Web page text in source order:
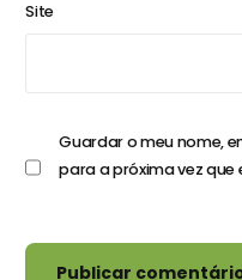
Site
Guardar o meu nome,
para a próxima vez que